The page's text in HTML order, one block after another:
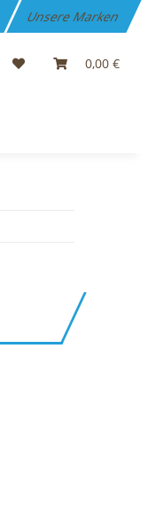
Unsere Marken
0,00 €